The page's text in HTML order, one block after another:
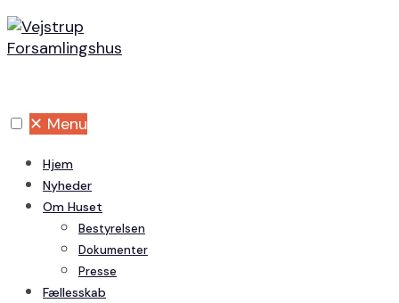
content
Skip
to
✕ Menu
Hjem
Nyheder
Om Huset
Bestyrelsen
Dokumenter
Presse
Fællesskab